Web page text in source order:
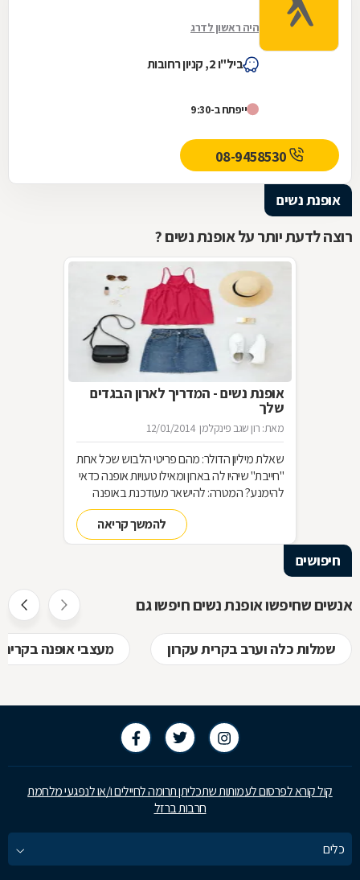
היה ראשון לדרג
ביל"ו 2, קניון רחובות
ייפתח ב-9:30
08-9458530
אופנת נשים
רוצה לדעת יותר על אופנת נשים ?
אופנת נשים - המדריך לארון הבגדים
שלך
מאת: רון שגב פינקלמן 12/01/2014
שאלת מיליון הדולר: מהם פריטי הלבוש שכל אחת
"חייבת" שיהיו לה בארון ומאילו טעויות אופנה כדאי
להימנע? המטרה: להישאר מעודכנת באופנה
מבלי להחליף מלתחה שלמה כל עונה האמצעי:
להמשך קריאה
חיפושים
אנשים שחיפשו אופנת נשים חיפשו גם
שמלות כלה וערב בקרית עקרון מעצבי אופנה בקרית
קול קורא לפרסום לעמותות שתכליתן תרומה לחיילים ו/או לנפגעי מלחמת
חרבות ברזל
כלים